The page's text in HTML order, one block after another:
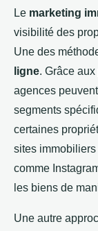
Le marketing
visibilité des
Une des
ligne. Grâce
agences
segments
certaines
sites
comme
les biens de
Une autre